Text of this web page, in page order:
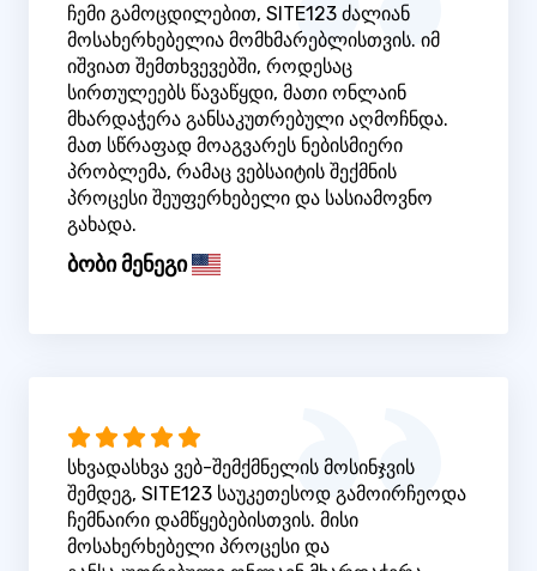
ჩემი გამოცდილებით, SITE123 ძალიან
მოსახერხებელია მომხმარებლისთვის. იმ
იშვიათ შემთხვევებში, როდესაც
სირთულეებს წავაწყდი, მათი ონლაინ
მხარდაჭერა განსაკუთრებული აღმოჩნდა.
მათ სწრაფად მოაგვარეს ნებისმიერი
პრობლემა, რამაც ვებსაიტის შექმნის
პროცესი შეუფერხებელი და სასიამოვნო
გახადა.
ბობი მენეგი
სხვადასხვა ვებ-შემქმნელის მოსინჯვის
შემდეგ, SITE123 საუკეთესოდ გამოირჩეოდა
ჩემნაირი დამწყებებისთვის. მისი
მოსახერხებელი პროცესი და